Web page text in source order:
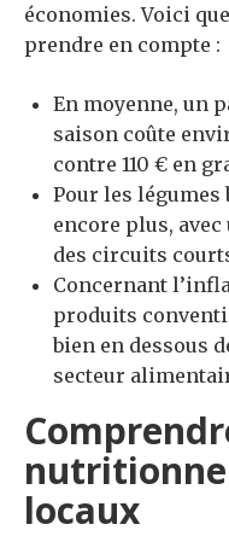
économies. Voici
prendre en compte :
En moyenne, un
saison coûte
contre 110 € en
Pour les
encore plus, avec
des circuits
Concernant
produits
bien en dessous
secteur
locaux